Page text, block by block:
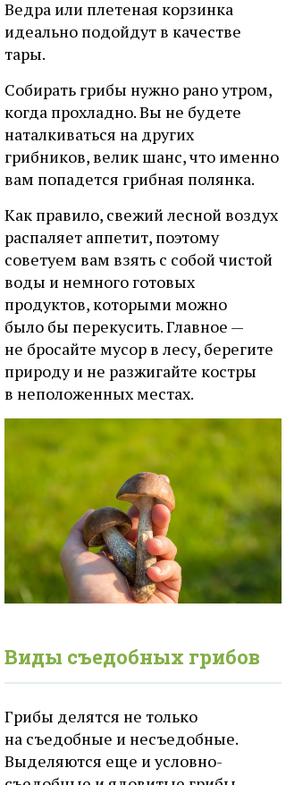
Ведра или плетеная корзинка
идеально подойдут в качестве
тары.
Собирать грибы нужно рано утром,
когда прохладно. Вы не будете
наталкиваться на других
грибников, велик шанс, что именно
вам попадется грибная полянка.
Как правило, свежий лесной воздух
распаляет аппетит, поэтому
советуем вам взять с собой чистой
воды и немного готовых
продуктов, которыми можно
было бы перекусить. Главное —
не бросайте мусор в лесу, берегите
природу и не разжигайте костры
в неположенных местах.
Виды съедобных грибов
Грибы делятся не только
на съедобные и несъедобные.
Выделяются еще и условно-